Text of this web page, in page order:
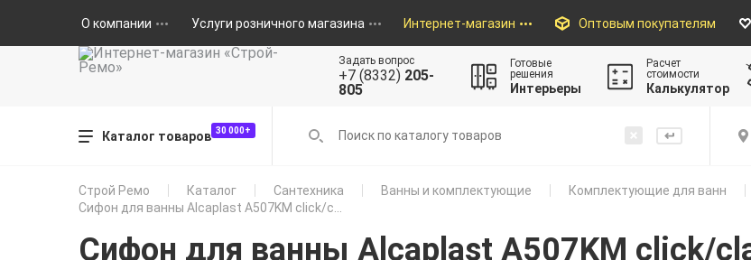
О компании Услуги розничного магазина Интернет-магазин Оптовым покупателям
Задать вопрос
+7 (8332) 205-
805
Готовые
решения
Интерьеры
Расчет
стоимости
Калькулятор
Каталог товаров 30 000+
Строй Ремо Каталог Сантехника Ванны и комплектующие Комплектующие для ванн
Сифон для ванны Alcaplast A507KM click/c...
Сифон для ванны Alcaplast A507KM click/